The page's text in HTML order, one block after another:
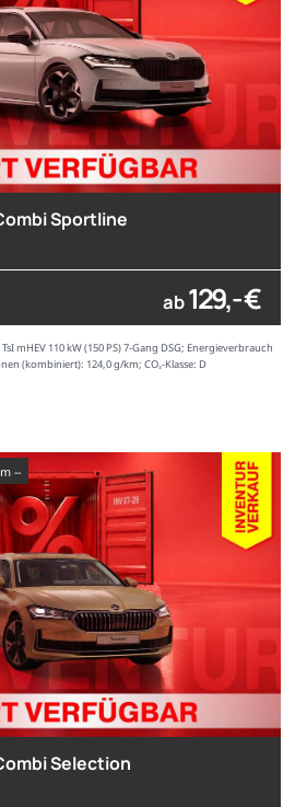
Sportline
ab129,- €
mHEV 110 kW (150 PS) 7-Gang DSG; Energieverbrauch
(kombiniert): 124,0 g/km; CO₂-Klasse: D
--
Selection